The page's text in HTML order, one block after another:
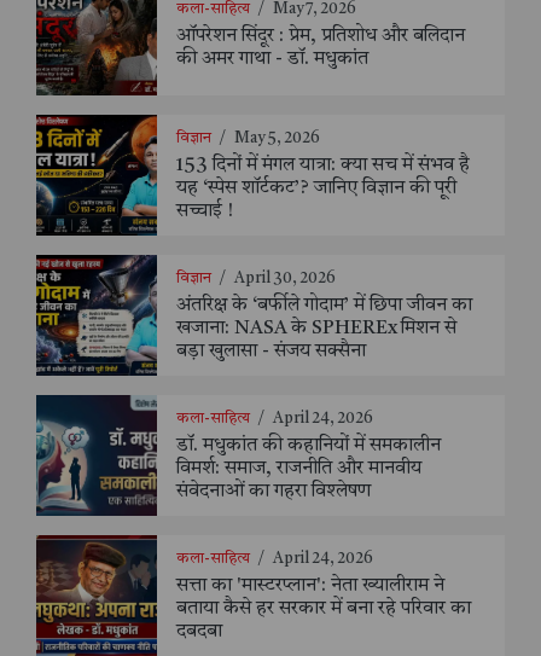
कला-साहित्य / May 7, 2026
ऑपरेशन सिंदूर : प्रेम, प्रतिशोध और बलिदान
की अमर गाथा - डॉ. मधुकांत
विज्ञान / May 5, 2026
153 दिनों में मंगल यात्रा: क्या सच में संभव है
यह ‘स्पेस शॉर्टकट’? जानिए विज्ञान की पूरी
सच्चाई !
विज्ञान / April 30, 2026
अंतरिक्ष के ‘बर्फीले गोदाम’ में छिपा जीवन का
खजाना: NASA के SPHEREx मिशन से
बड़ा खुलासा - संजय सक्सैना
कला-साहित्य / April 24, 2026
डॉ. मधुकांत की कहानियों में समकालीन
विमर्श: समाज, राजनीति और मानवीय
संवेदनाओं का गहरा विश्लेषण
कला-साहित्य / April 24, 2026
सत्ता का 'मास्टरप्लान': नेता ख्यालीराम ने
बताया कैसे हर सरकार में बना रहे परिवार का
दबदबा